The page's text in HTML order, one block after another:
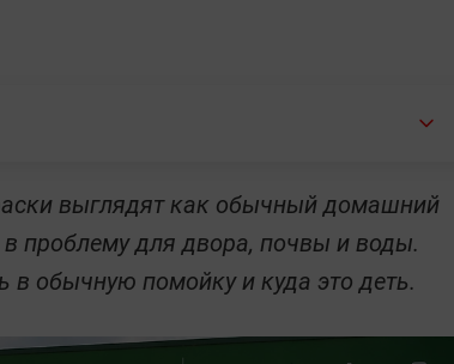
выглядят как обычный домашний
проблему для двора, почвы и воды.
в обычную помойку и куда это деть.